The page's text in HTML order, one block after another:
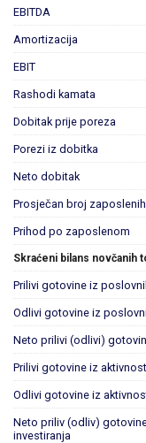
EBITDA
Amortizacija
EBIT
Rashodi kamata
Dobitak prije poreza
Porezi iz dobitka
Neto dobitak
Prosječan broj zaposlenih
Prihod po zaposlenom
Skraćeni bilans novčanih
Prilivi gotovine iz
Odlivi gotovine iz
Neto prilivi (odlivi)
Prilivi gotovine iz
Odlivi gotovine iz
Neto priliv (odliv)
investiranja